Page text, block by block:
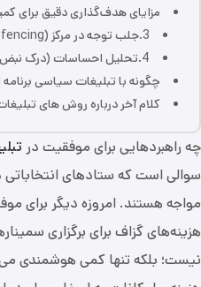
مزایای هدف‌گذاری دقیق برای
3.جلب توجه در مرکز (Geofencing)
4.تحلیل احساسات (درک نبض رای‌دهندگان)
چگونه با تبلیغات سیاسی
کلام آخر درباره روش های
چه راهبردهایی برای موفقیت در
سوالی است که ستادهای انتخاباتی
مواجه هستند. امروزه دیگر برای
هزینه‌های گزاف برای برگزاری
نیست؛ بلکه تنها کمی هوشمندی